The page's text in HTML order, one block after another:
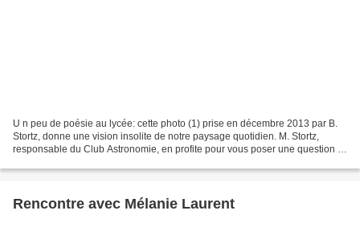
U n peu de poésie au lycée: cette photo (1) prise en décembre 2013 par B.
Stortz, donne une vision insolite de notre paysage quotidien. M. Stortz,
responsable du Club Astronomie, en profite pour vous poser une question :
Rencontre avec Mélanie Laurent